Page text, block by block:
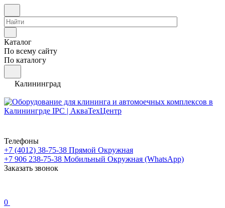
Каталог
По всему сайту
По каталогу
Калининград
Телефоны
+7 (4012) 38-75-38 Прямой Окружная
+7 906 238-75-38 Мобильный Окружная (WhatsApp)
Заказать звонок
0